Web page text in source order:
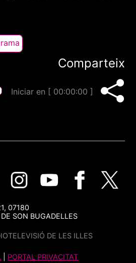
Comparteix
Iniciar en [ 00:00:00 ]
07180
SON BUGADELLES
DE LES ILLES
PORTAL PRIVACITAT